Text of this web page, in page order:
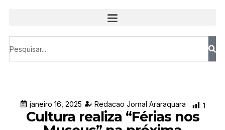
janeiro 16, 2025 Redacao Jornal Araraquara 1
Cultura realiza “Férias nos